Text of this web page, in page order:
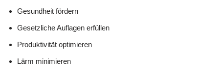
Gesundheit fördern
Gesetzliche Auflagen erfüllen
Produktivität optimieren
Lärm minimieren